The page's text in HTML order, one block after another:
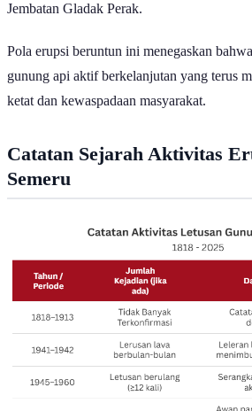
Jembatan Gladak Perak.
Pola erupsi beruntun ini menegaskan
gunung api aktif berkelanjutan yang terus
ketat dan kewaspadaan masyarakat.
Catatan Sejarah Aktivitas
Semeru